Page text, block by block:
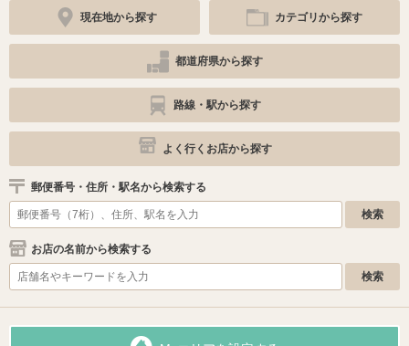
現在地から探す カテゴリから探す
都道府県から探す
路線・駅から探す
よく行くお店から探す
郵便番号・住所・駅名から検索する
お店の名前から検索する